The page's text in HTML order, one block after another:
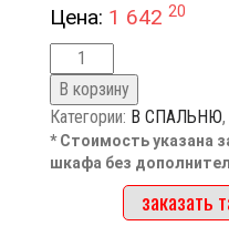
Цена: 1 64220
В корзину
Категории: В СПАЛЬНЮ,
* Стоимость указана
шкафа без
заказать